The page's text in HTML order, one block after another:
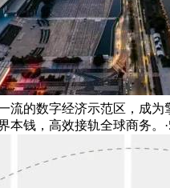
流的数字经济示范区，成为
本钱，高效接轨全球商务